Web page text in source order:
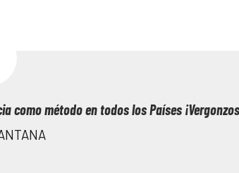
como método en todos los Países